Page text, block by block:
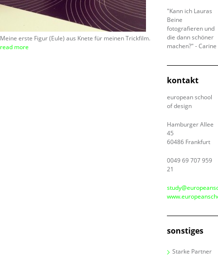
Meine erste Figur (Eule) aus Knete für meinen Trickfilm.
read more
"Kann ich Lauras
Beine
fotografieren und
die dann schöner
machen?" - Carine
kontakt
european school
of design
Hamburger Allee
45
60486 Frankfurt
0049 69 707 959
21
sonstiges
Starke Partner